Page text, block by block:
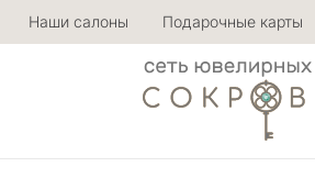
Наши салоны Подарочные карты